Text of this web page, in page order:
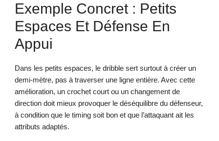
Exemple Concret : Petits
Espaces Et Défense En
Appui
Dans les petits espaces, le dribble sert surtout à créer un
demi-mètre, pas à traverser une ligne entière. Avec cette
amélioration, un crochet court ou un changement de
direction doit mieux provoquer le déséquilibre du défenseur,
à condition que le timing soit bon et que l’attaquant ait les
attributs adaptés.